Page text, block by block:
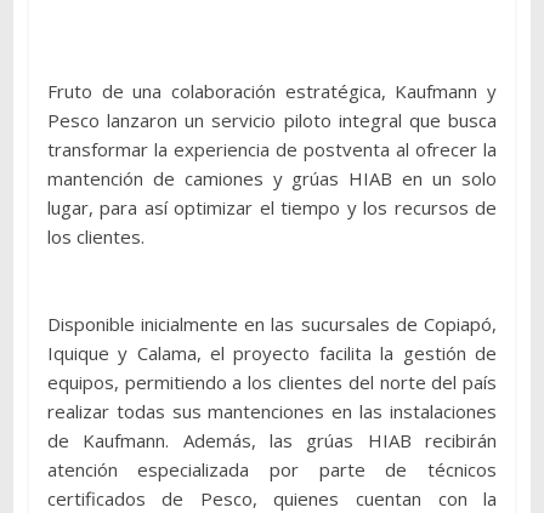
Fruto de una colaboración estratégica, Kaufmann y
Pesco lanzaron un servicio piloto integral que busca
transformar la experiencia de postventa al ofrecer la
mantención de camiones y grúas HIAB en un solo
lugar, para así optimizar el tiempo y los recursos de
los clientes.
Disponible inicialmente en las sucursales de Copiapó,
Iquique y Calama, el proyecto facilita la gestión de
equipos, permitiendo a los clientes del norte del país
realizar todas sus mantenciones en las instalaciones
de Kaufmann. Además, las grúas HIAB recibirán
atención especializada por parte de técnicos
certificados de Pesco, quienes cuentan con la